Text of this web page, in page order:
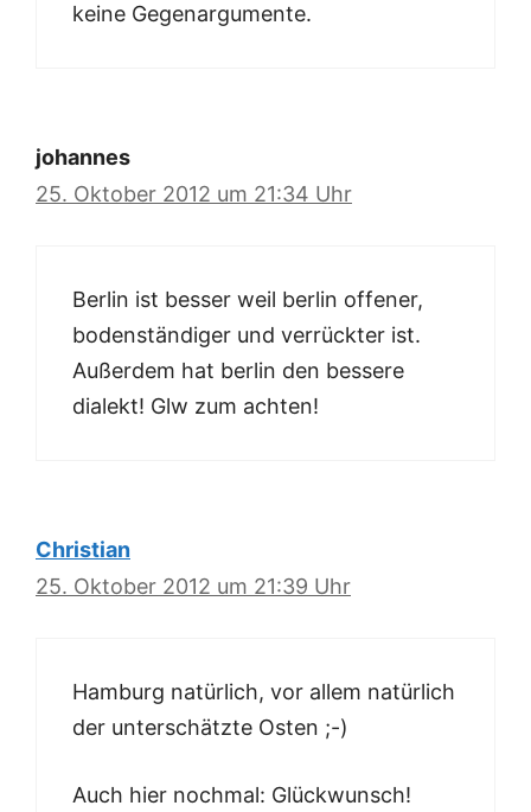
keine Gegenargumente.
johannes
25. Oktober 2012 um 21:34 Uhr
Berlin ist besser weil berlin offener,
bodenständiger und verrückter ist.
Außerdem hat berlin den bessere
dialekt! Glw zum achten!
Christian
25. Oktober 2012 um 21:39 Uhr
Hamburg natürlich, vor allem natürlich
der unterschätzte Osten ;-)
Auch hier nochmal: Glückwunsch!